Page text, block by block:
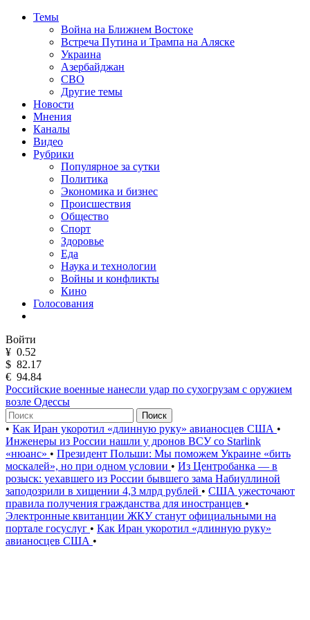
Темы
Война на Ближнем Востоке
Встреча Путина и Трампа на Аляске
Украина
Азербайджан
СВО
Другие темы
Новости
Мнения
Каналы
Видео
Рубрики
Популярное за сутки
Политика
Экономика и бизнес
Происшествия
Общество
Спорт
Здоровье
Еда
Наука и технологии
Войны и конфликты
Кино
Голосования
Войти
¥ 0.52
$ 82.17
€ 94.84
Российские военные нанесли удар по сухогрузам с оружием
возле Одессы
Поиск
• Как Иран укоротил «длинную руку» авианосцев США •
Инженеры из России нашли у дронов ВСУ со Starlink
«нюанс» • Президент Польши: Мы поможем Украине «бить
москалей», но при одном условии • Из Центробанка — в
розыск: уехавшего из России бывшего зама Набиуллиной
заподозрили в хищении 4,3 млрд рублей • США ужесточают
правила получения гражданства для иностранцев •
Электронные квитанции ЖКУ станут официальными на
портале госуслуг • Как Иран укоротил «длинную руку»
авианосцев США •